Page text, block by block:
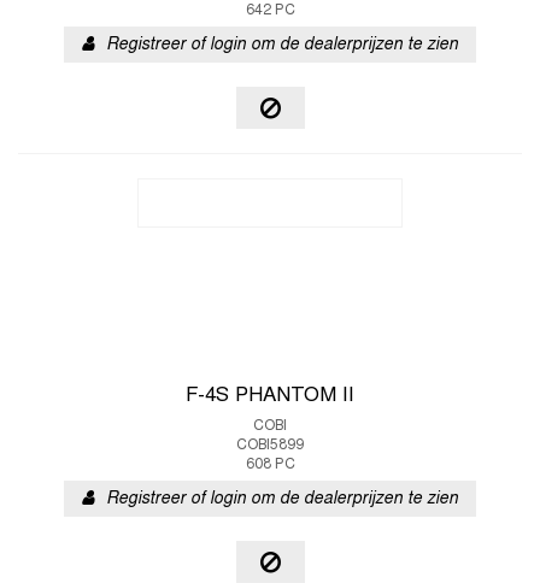
642 PC
Registreer of login om de dealerprijzen te zien
F-4S PHANTOM II
COBI
COBI5899
608 PC
Registreer of login om de dealerprijzen te zien